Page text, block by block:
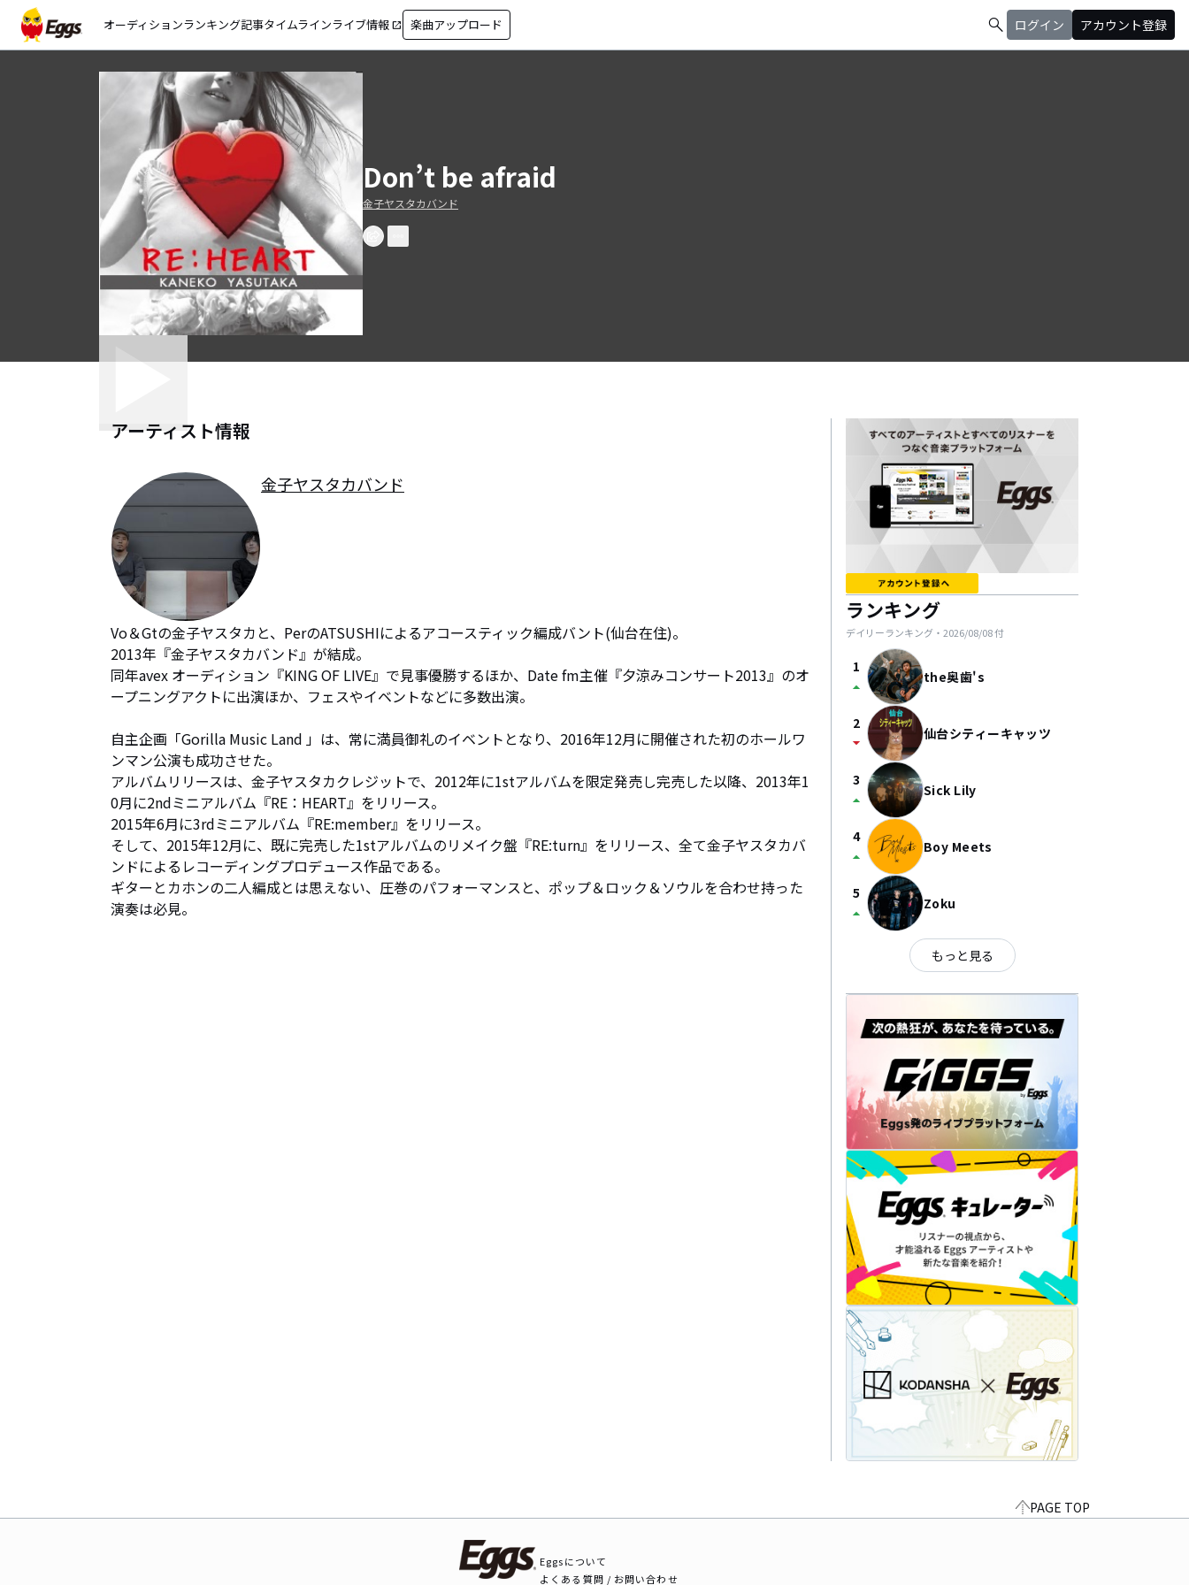
オーディションランキング記事タイムラインライブ情報 open_in_new 楽曲アップロード search ログイン アカウント登録
Don’t be afraid
金子ヤスタカバンド
アーティスト情報
金子ヤスタカバンド
Vo＆Gtの金子ヤスタカと、PerのATSUSHIによるアコースティック編成バント(仙台在住)。
2013年『金子ヤスタカバンド』が結成。
同年avex オーディション『KING OF LIVE』で見事優勝するほか、Date fm主催『夕涼みコンサート2013』のオ
ープニングアクトに出演ほか、フェスやイベントなどに多数出演。
自主企画「Gorilla Music Land 」は、常に満員御礼のイベントとなり、2016年12月に開催された初のホールワ
ンマン公演も成功させた。
アルバムリリースは、金子ヤスタカクレジットで、2012年に1stアルバムを限定発売し完売した以降、2013年1
0月に2ndミニアルバム『RE：HEART』をリリース。
2015年6月に3rdミニアルバム『RE:member』をリリース。
そして、2015年12月に、既に完売した1stアルバムのリメイク盤『RE:turn』をリリース、全て金子ヤスタカバ
ンドによるレコーディングプロデュース作品である。
ギターとカホンの二人編成とは思えない、圧巻のパフォーマンスと、ポップ＆ロック＆ソウルを合わせ持った
ランキング
デイリーランキング・ 2026/08/08付
1
arrow_drop_up the奥歯's
2
arrow_drop_down 仙台シティーキャッツ
3
arrow_drop_up Sick Lily
4
arrow_drop_up Boy Meets
5
arrow_drop_up Zoku
もっと見る
PAGE TOP
Eggsについて
よくある質問 / お問い合わせ